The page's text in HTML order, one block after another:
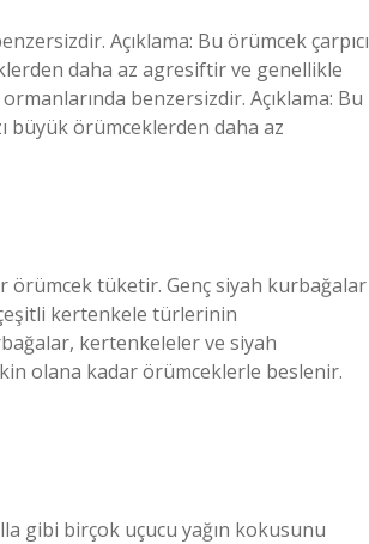
Açıklama: Bu örümcek çarpıcı
daha az agresiftir ve genellikle
benzersizdir. Açıklama: Bu
büyük örümceklerden daha az
tüketir. Genç siyah kurbağalar
kertenkele türlerinin
kertenkeleler ve siyah
olana kadar örümceklerle beslenir.
gibi birçok uçucu yağın kokusunu